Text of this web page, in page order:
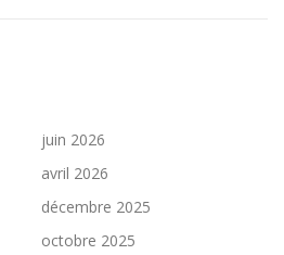
juin 2026
avril 2026
décembre 2025
octobre 2025